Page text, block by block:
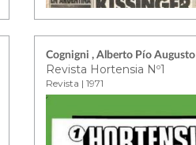
Cognigni , Alberto Pío Augusto
Revista Hortensia Nº1
Revista | 1971